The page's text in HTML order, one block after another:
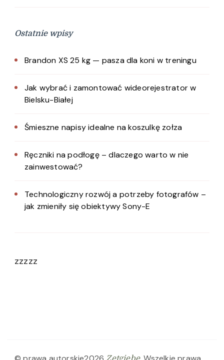
Ostatnie wpisy
Brandon XS 25 kg — pasza dla koni w treningu
Jak wybrać i zamontować wideorejestrator w
Bielsku-Białej
Śmieszne napisy idealne na koszulkę zołza
Ręczniki na podłogę – dlaczego warto w nie
zainwestować?
Technologiczny rozwój a potrzeby fotografów –
jak zmieniły się obiektywy Sony-E
zzzzz